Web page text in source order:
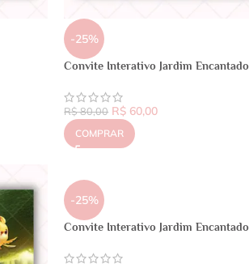
-25%
Convite Interativo Jardim Encantado
R$80,00 R$ 60,00
COMPRAR
-25%
Convite Interativo Jardim